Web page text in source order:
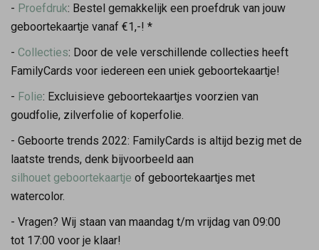
- Proefdruk: Bestel gemakkelijk een proefdruk van jouw
geboortekaartje vanaf €1,-! *
- Collecties: Door de vele verschillende collecties heeft
FamilyCards voor iedereen een uniek geboortekaartje!
- Folie: Excluisieve geboortekaartjes voorzien van
goudfolie, zilverfolie of koperfolie.
- Geboorte trends 2022: FamilyCards is altijd bezig met de
laatste trends, denk bijvoorbeeld aan
silhouet geboortekaartje of geboortekaartjes met
watercolor.
- Vragen? Wij staan van maandag t/m vrijdag van 09:00
tot 17:00 voor je klaar!